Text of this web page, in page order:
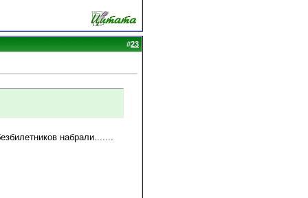
#23
набрали.......